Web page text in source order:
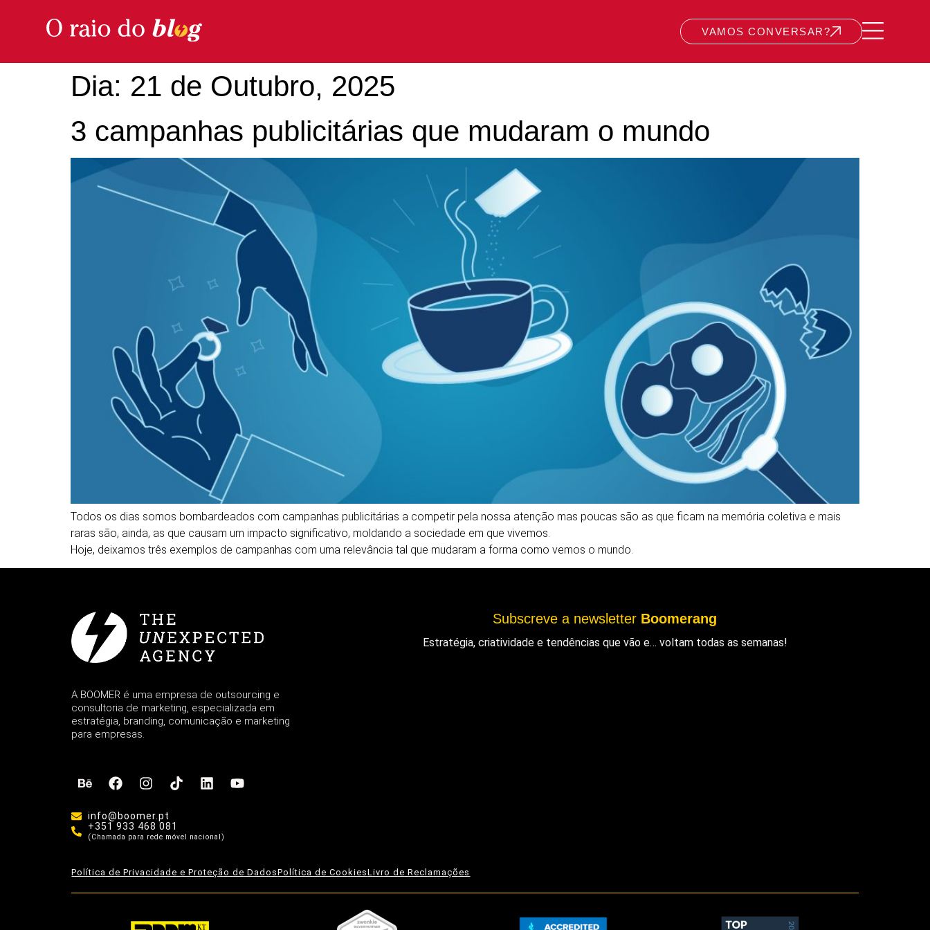
VAMOS CONVERSAR?
Dia: 21 de Outubro, 2025
3 campanhas publicitárias que mudaram o mundo
Todos os dias somos bombardeados com campanhas publicitárias a competir pela nossa atenção mas poucas são as que ficam na memória coletiva e mais
raras são, ainda, as que causam um impacto significativo, moldando a sociedade em que vivemos.
Hoje, deixamos três exemplos de campanhas com uma relevância tal que mudaram a forma como vemos o mundo.
A BOOMER é uma empresa de outsourcing e
consultoria de marketing, especializada em
estratégia, branding, comunicação e marketing
para empresas.
info@boomer.pt
+351 933 468 081
(Chamada para rede móvel nacional)
Subscreve a newsletter Boomerang
Estratégia, criatividade e tendências que vão e… voltam todas as semanas!
Política de Privacidade e Proteção de DadosPolítica de CookiesLivro de Reclamações